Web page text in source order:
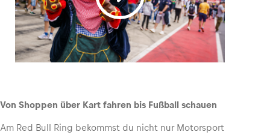
Von Shoppen über Kart fahren bis Fußball schauen
Am Red Bull Ring bekommst du nicht nur Motorsport